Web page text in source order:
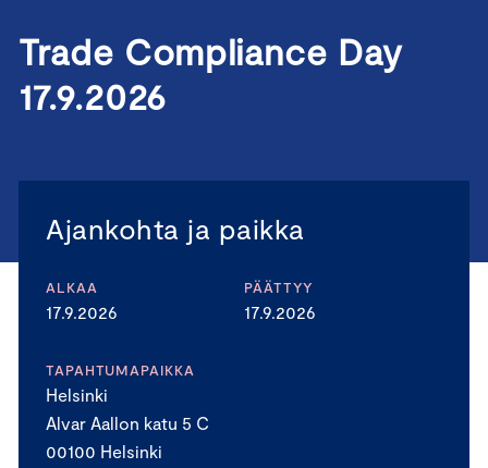
Trade Compliance Day
17.9.2026
Ajankohta ja paikka
ALKAA
17.9.2026
PÄÄTTYY
17.9.2026
TAPAHTUMAPAIKKA
Helsinki
Alvar Aallon katu 5 C
00100 Helsinki